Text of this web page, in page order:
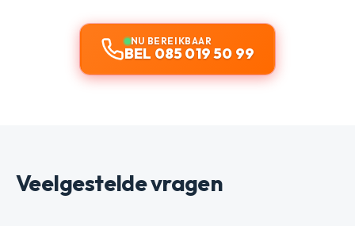
NU BEREIKBAAR
BEL 085 019 50 99
Veelgestelde vragen